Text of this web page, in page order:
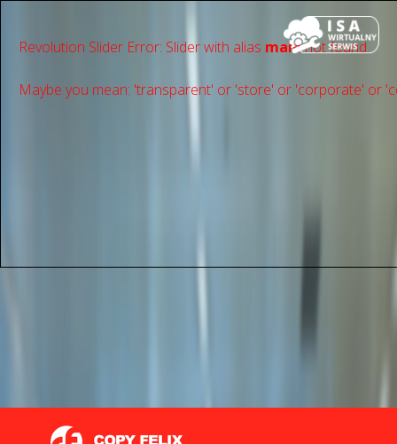
Revolution Slider Error: Slider with alias mainnot found.
Maybe you mean: 'transparent' or 'store' or 'сorporate' or